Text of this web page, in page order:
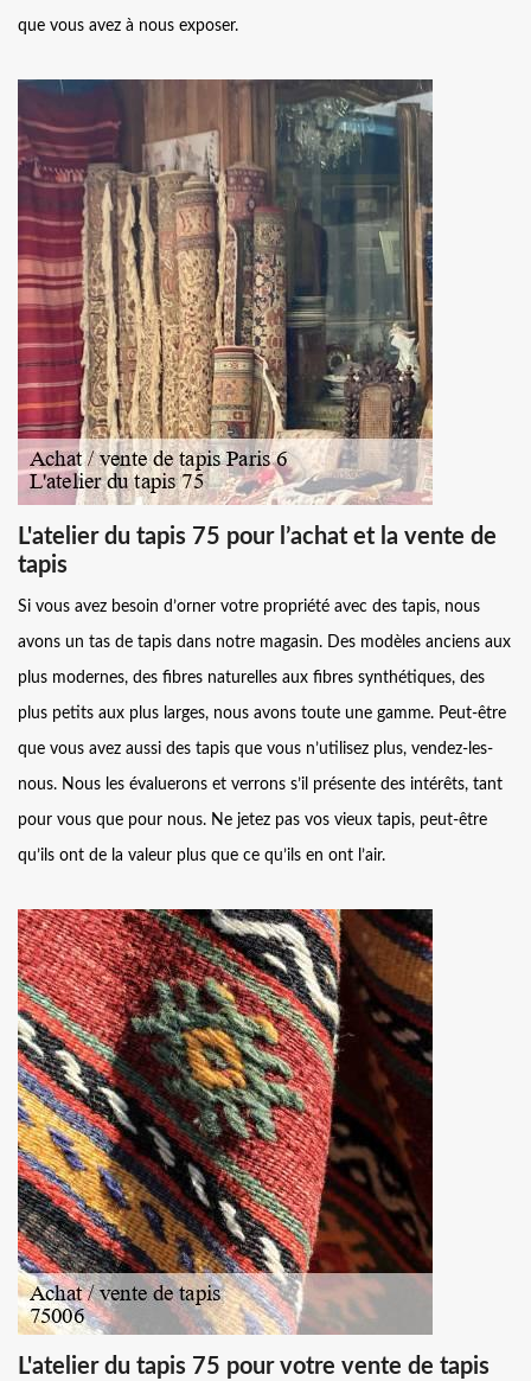
que vous avez à nous exposer.
L'atelier du tapis 75 pour l’achat et la vente de
tapis
Si vous avez besoin d’orner votre propriété avec des tapis, nous
avons un tas de tapis dans notre magasin. Des modèles anciens aux
plus modernes, des fibres naturelles aux fibres synthétiques, des
plus petits aux plus larges, nous avons toute une gamme. Peut-être
que vous avez aussi des tapis que vous n’utilisez plus, vendez-les-
nous. Nous les évaluerons et verrons s’il présente des intérêts, tant
pour vous que pour nous. Ne jetez pas vos vieux tapis, peut-être
qu’ils ont de la valeur plus que ce qu’ils en ont l’air.
L'atelier du tapis 75 pour votre vente de tapis